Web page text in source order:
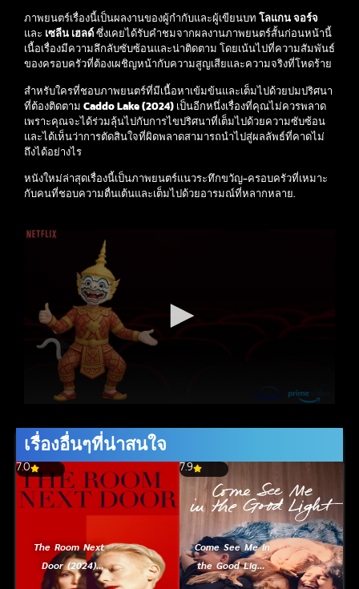
ภาพยนตร์เรื่องนี้เป็นผลงานของผู้กำกับและผู้เขียนบท โลแกน จอร์จ
และ เซลีน เฮลด์ซึ่งเคยได้รับคำชมจากผลงานภาพยนตร์สั้นก่อนหน้านี้
เนื้อเรื่องมีความลึกลับซับซ้อนและน่าติดตาม โดยเน้นไปที่ความสัมพันธ์
ของครอบครัวที่ต้องเผชิญหน้ากับความสูญเสียและความจริงที่โหดร้าย
สำหรับใครที่ชอบภาพยนตร์ที่มีเนื้อหาเข้มข้นและเต็มไปด้วยปมปริศนา
ที่ต้องติดตาม Caddo Lake (2024) เป็นอีกหนึ่งเรื่องที่คุณไม่ควรพลาด
เพราะคุณจะได้ร่วมลุ้นไปกับการไขปริศนาที่เต็มไปด้วยความซับซ้อน
และได้เห็นว่าการตัดสินใจที่ผิดพลาดสามารถนำไปสู่ผลลัพธ์ที่คาดไม่
ถึงได้อย่างไร
หนังใหม่ล่าสุดเรื่องนี้เป็นภาพยนตร์แนวระทึกขวัญ-ครอบครัวที่เหมาะ
กับคนที่ชอบความตื่นเต้นและเต็มไปด้วยอารมณ์ที่หลากหลาย.
เรื่องอื่นๆที่น่าสนใจ
7.0
The Room Next
Door (2024)
เดอะ รูม เน็กซ์
7.9
Come See Me in
the Good Light
(2025) แสงแห่ง